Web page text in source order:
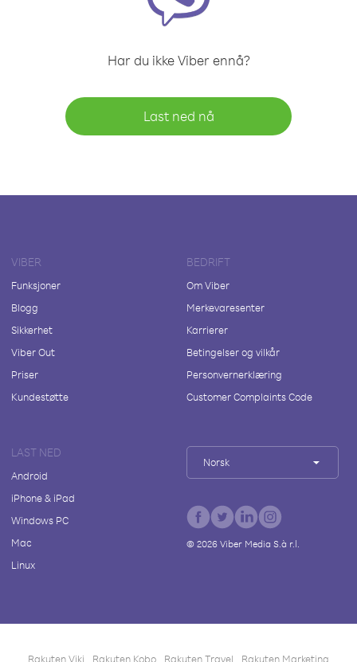
Har du ikke Viber ennå?
Last ned nå
VIBER
Funksjoner
Blogg
Sikkerhet
Viber Out
Priser
Kundestøtte
BEDRIFT
Om Viber
Merkevaresenter
Karrierer
Betingelser og vilkår
Personvernerklæring
Customer Complaints Code
LAST NED
Android
iPhone & iPad
Windows PC
Mac
Linux
Norsk
© 2026Viber Media S.à r.l.
Rakuten Viki Rakuten Kobo Rakuten Travel Rakuten Marketing